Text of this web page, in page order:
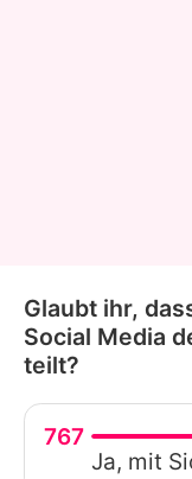
Glaubt ihr,
Social Media
teilt?
767
Ja, mit